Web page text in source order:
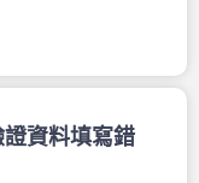
證資料填寫錯